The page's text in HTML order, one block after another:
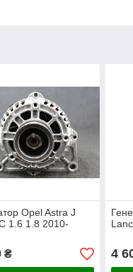
Opel Astra J
1.6 1.8 2010-
₴ 4